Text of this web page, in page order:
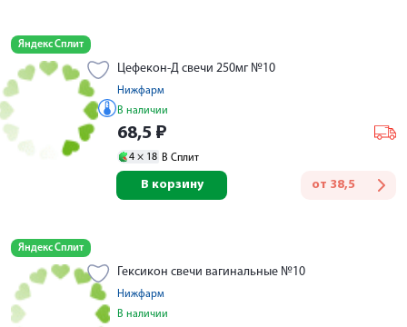
Яндекс Сплит
Цефекон-Д свечи 250мг №10
Нижфарм
В наличии
68,5 ₽
4 × 18 В Сплит
от 38,5
В корзину
Яндекс Сплит
Гексикон свечи вагинальные №10
Нижфарм
В наличии